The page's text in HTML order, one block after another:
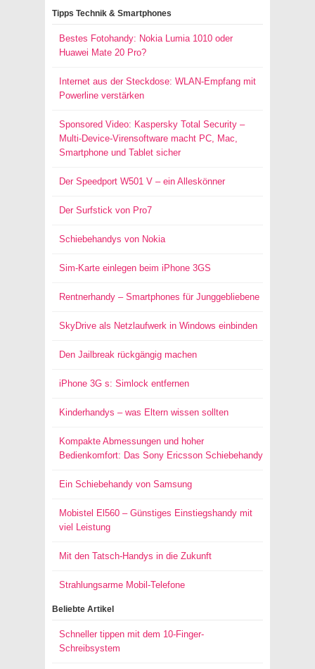
Tipps Technik & Smartphones
Bestes Fotohandy: Nokia Lumia 1010 oder
Huawei Mate 20 Pro?
Internet aus der Steckdose: WLAN-Empfang mit
Powerline verstärken
Sponsored Video: Kaspersky Total Security –
Multi-Device-Virensoftware macht PC, Mac,
Smartphone und Tablet sicher
Der Speedport W501 V – ein Alleskönner
Der Surfstick von Pro7
Schiebehandys von Nokia
Sim-Karte einlegen beim iPhone 3GS
Rentnerhandy – Smartphones für Junggebliebene
SkyDrive als Netzlaufwerk in Windows einbinden
Den Jailbreak rückgängig machen
iPhone 3G s: Simlock entfernen
Kinderhandys – was Eltern wissen sollten
Kompakte Abmessungen und hoher
Bedienkomfort: Das Sony Ericsson Schiebehandy
Ein Schiebehandy von Samsung
Mobistel El560 – Günstiges Einstiegshandy mit
viel Leistung
Mit den Tatsch-Handys in die Zukunft
Strahlungsarme Mobil-Telefone
Beliebte Artikel
Schneller tippen mit dem 10-Finger-
Schreibsystem